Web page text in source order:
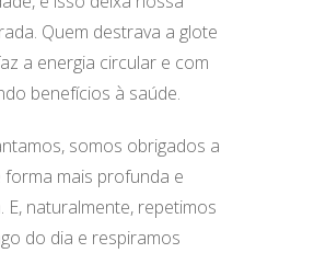
Quem destrava a glote
a energia circular e com
benefícios à saúde.
somos obrigados a
forma mais profunda e
E, naturalmente, repetimos
do dia e respiramos